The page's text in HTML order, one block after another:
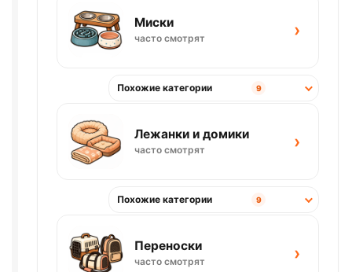
Миски
часто смотрят ›
Похожие категории 9
Лежанки и домики
часто смотрят ›
Похожие категории 9
Переноски
часто смотрят ›